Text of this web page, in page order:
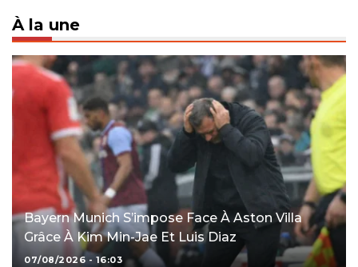
À la une
Bayern Munich S’impose Face À Aston Villa
Grâce À Kim Min-Jae Et Luis Diaz
07/08/2026 - 16:03